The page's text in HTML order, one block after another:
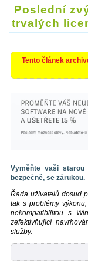
Poslední
trvalých
Tento článek
Vyměňte vaši starou
bezpečně, se zárukou.
Řada uživatelů dosud
tak s problémy
nekompatibilitou s
zefektivňující
služby.